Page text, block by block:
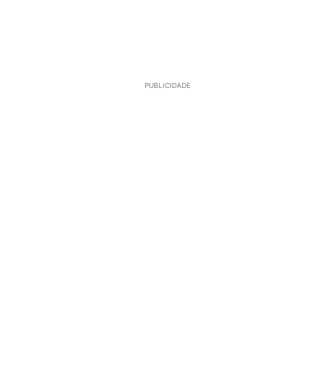
PUBLICIDADE